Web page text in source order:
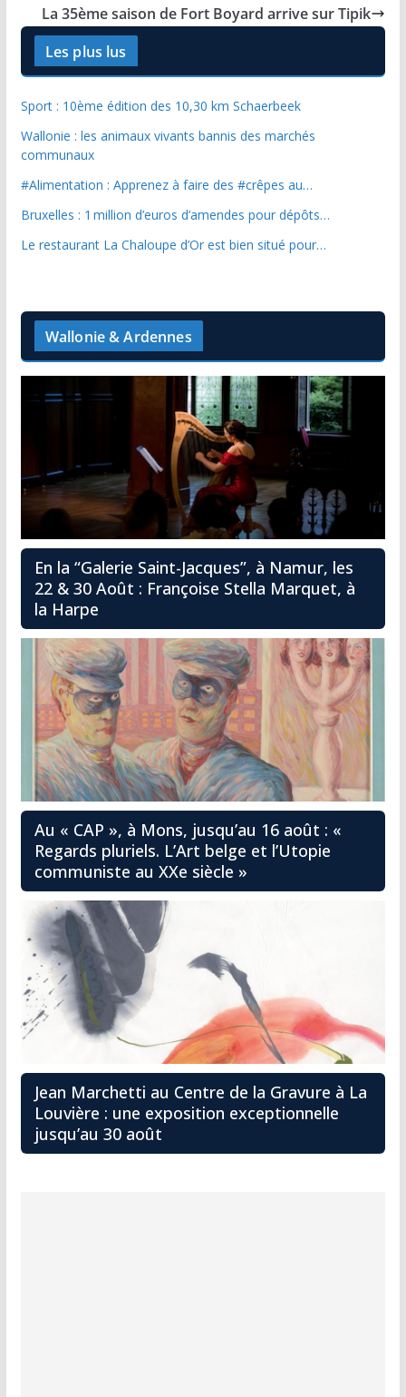
La 35ème saison de Fort Boyard arrive sur Tipik
Les plus lus
Sport : 10ème édition des 10,30 km Schaerbeek
Wallonie : les animaux vivants bannis des marchés
communaux
#Alimentation : Apprenez à faire des #crêpes au…
Bruxelles : 1 million d’euros d’amendes pour dépôts…
Le restaurant La Chaloupe d’Or est bien situé pour…
Wallonie & Ardennes
En la “Galerie Saint-Jacques”, à Namur, les
22 & 30 Août : Françoise Stella Marquet, à
la Harpe
Au « CAP », à Mons, jusqu’au 16 août : «
Regards pluriels. L’Art belge et l’Utopie
communiste au XXe siècle »
Jean Marchetti au Centre de la Gravure à La
Louvière : une exposition exceptionnelle
jusqu’au 30 août